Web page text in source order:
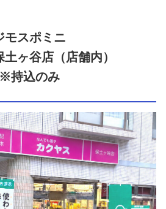
モスポミニ
ヶ谷店（店舗内）
※持込のみ